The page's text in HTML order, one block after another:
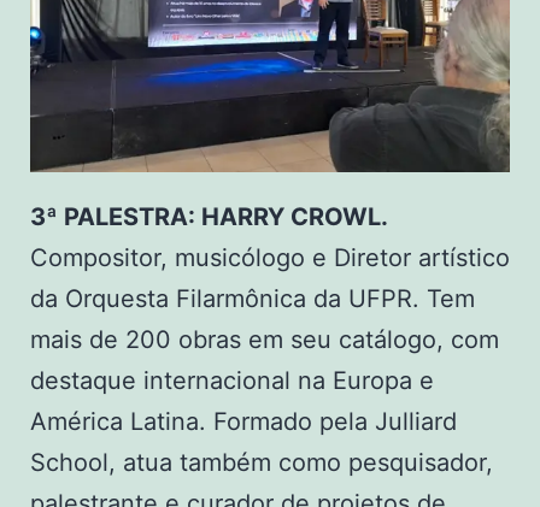
3ª PALESTRA: HARRY CROWL.
Compositor, musicólogo e Diretor artístico
da Orquesta Filarmônica da UFPR. Tem
mais de 200 obras em seu catálogo, com
destaque internacional na Europa e
América Latina. Formado pela Julliard
School, atua também como pesquisador,